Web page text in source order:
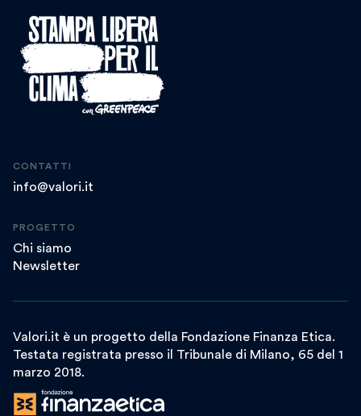
CONTATTI
info@valori.it
PROGETTO
Chi siamo
Newsletter
Valori.it è un progetto della Fondazione Finanza Etica.
Testata registrata presso il Tribunale di Milano, 65 del 1
marzo 2018.